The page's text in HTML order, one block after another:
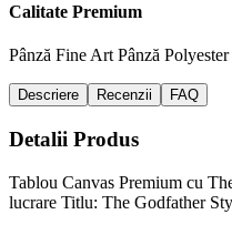
Calitate Premium
Pânză Fine Art Pânză
Descriere Recenzii FAQ
Detalii Produs
Tablou Canvas Premium cu
lucrare Titlu: The Godfather